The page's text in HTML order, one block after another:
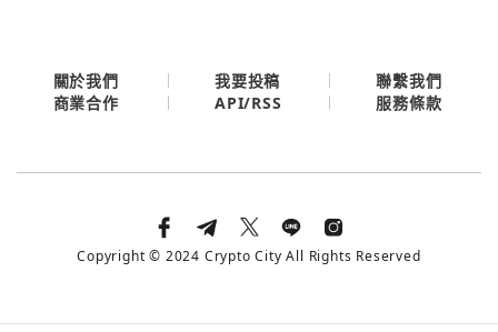
關於我們 我要投稿
聯繫我們
商業合作
API/RSS 服務條款
Copyright © 2024 Crypto City All Rights Reserved